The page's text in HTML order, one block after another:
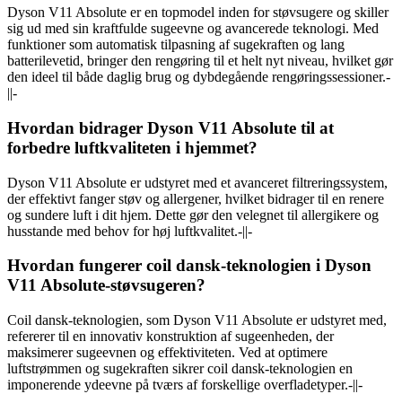
Dyson V11 Absolute er en topmodel inden for støvsugere og skiller
sig ud med sin kraftfulde sugeevne og avancerede teknologi. Med
funktioner som automatisk tilpasning af sugekraften og lang
batterilevetid, bringer den rengøring til et helt nyt niveau, hvilket gør
den ideel til både daglig brug og dybdegående rengøringssessioner.-
||-
Hvordan bidrager Dyson V11 Absolute til at
forbedre luftkvaliteten i hjemmet?
Dyson V11 Absolute er udstyret med et avanceret filtreringssystem,
der effektivt fanger støv og allergener, hvilket bidrager til en renere
og sundere luft i dit hjem. Dette gør den velegnet til allergikere og
husstande med behov for høj luftkvalitet.-||-
Hvordan fungerer coil dansk-teknologien i Dyson
V11 Absolute-støvsugeren?
Coil dansk-teknologien, som Dyson V11 Absolute er udstyret med,
refererer til en innovativ konstruktion af sugeenheden, der
maksimerer sugeevnen og effektiviteten. Ved at optimere
luftstrømmen og sugekraften sikrer coil dansk-teknologien en
imponerende ydeevne på tværs af forskellige overfladetyper.-||-